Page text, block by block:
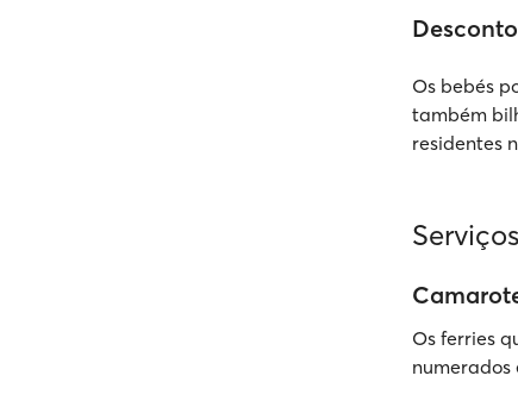
Os bebés
também
residentes
Os ferries
numerados